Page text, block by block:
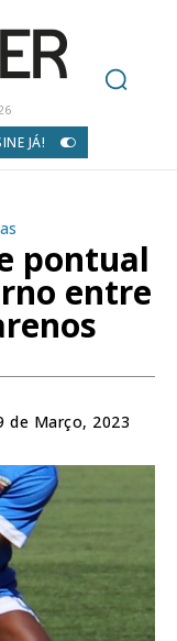
JÁ!
pontual
entre
de Março, 2023